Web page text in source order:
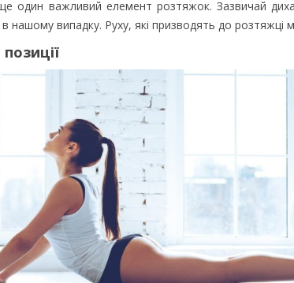
один важливий елемент розтяжок. Зазвичай
нашому випадку. Руху, які призводять до розтяжці